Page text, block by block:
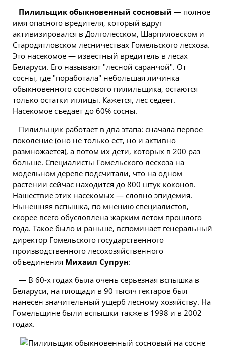
Пилильщик обыкновенный сосновый — полное
имя опасного вредителя, который вдруг
активизировался в Долголесском, Шарпиловском и
Стародятловском лесничествах Гомельского лесхоза.
Это насекомое — известный вредитель в лесах
Беларуси. Его называют "лесной саранчой". От
сосны, где "поработала" небольшая личинка
обыкновенного соснового пилильщика, остаются
только остатки иглицы. Кажется, лес седеет.
Насекомое съедает до 60% сосны.
Пилильщик работает в два этапа: сначала первое
поколение (оно не только ест, но и активно
размножается), а потом их дети, которых в 200 раз
больше. Специалисты Гомельского лесхоза на
модельном дереве подсчитали, что на одном
растении сейчас находится до 800 штук коконов.
Нашествие этих насекомых — словно эпидемия.
Нынешняя вспышка, по мнению специалистов,
скорее всего обусловлена жарким летом прошлого
года. Такое было и раньше, вспоминает генеральный
директор Гомельского государственного
производственного лесохозяйственного
объединения Михаил Супрун:
— В 60-х годах была очень серьезная вспышка в
Беларуси, на площади в 90 тысяч гектаров был
нанесен значительный ущерб лесному хозяйству. На
Гомельщине были вспышки также в 1998 и в 2002
годах.